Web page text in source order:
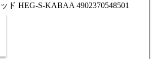
ド HEG-S-KABAA 4902370548501